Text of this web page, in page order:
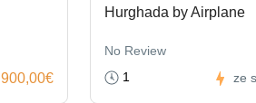
900,00€
Hurghada by Airplane
No Review
1
ze